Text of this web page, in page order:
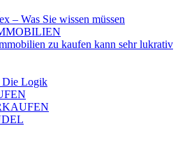
– Was Sie wissen müssen
zu kaufen kann sehr lukrativ
Die Logik